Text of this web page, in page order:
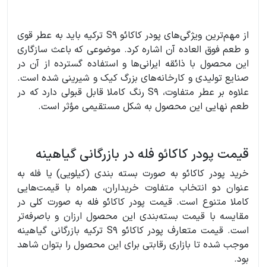
از مهم‌ترین ویژگی‌های پودر کاکائو S9 ترکیه باید به عطر قوی
و طعم فوق العاده آن اشاره کرد. موضوعی که باعث سازگاری
این محصول با ذائقه ایرانی‌ها و استفاده گسترده از آن در
صنایع تولیدی و کارخانه‌های بزرگ کیک و شیرینی شده است.
علاوه بر عطر متفاوت، S9 رنگ کاملا قابل قبولی دارد که در
طعم نهایی این محصول به شکل مستقیمی مؤثر است.
قیمت پودر کاکائو فله در بازرگانی گیاهینه
خرید پودر کاکائو به صورت بسته بندی (کیلویی) یا فله به
عنوان دو انتخاب متفاوت خریداران، همراه با قیمت‌هایی
کاملا متنوع است. قیمت پودر کاکائو فله به صورت کلی در
مقایسه با قیمت بسته‌بندی این محصول ارزان و باصرفه‌تر
است. قیمت متعارف پودر کاکائو S9 ترکیه بازرگانی گیاهینه
موجب شده تا بازاری رقابتی برای این محصول را بتوان شاهد
بود.